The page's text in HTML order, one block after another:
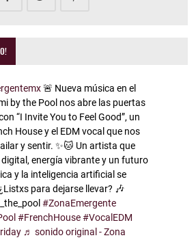
🚨 Nueva música en el
by the Pool nos abre las puertas
“I Invite You to Feel Good”, un
House y el EDM vocal que nos
y sentir. ✨🐱 Un artista que
energía vibrante y un futuro
y la inteligencia artificial se
para dejarse llevar? 🎶
#ZonaEmergente
#FrenchHouse #VocalEDM
♬ sonido original - Zona